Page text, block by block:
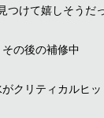
つけて嬉しそうだ
その後の補修中
クリティカルヒ